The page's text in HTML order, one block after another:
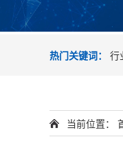
热门关键词： 行
当前位置：